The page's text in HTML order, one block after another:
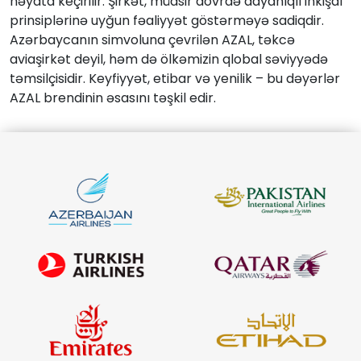
prinsiplərinə uyğun fəaliyyət göstərməyə sadiqdir.
Azərbaycanın simvoluna çevrilən AZAL, təkcə
aviaşirkət deyil, həm də ölkəmizin qlobal səviyyədə
təmsilçisidir. Keyfiyyət, etibar və yenilik – bu dəyərlər
AZAL brendinin əsasını təşkil edir.